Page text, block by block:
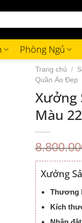
Phòng Ngủ
Trang chủ /
Quần Áo Đẹp
Xưởng
Màu
Xưởng
Thương
Kích